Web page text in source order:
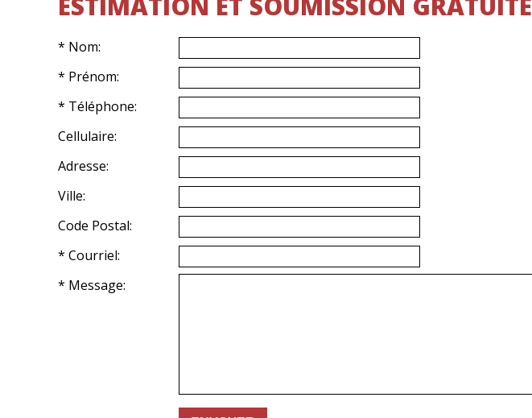
* Nom:
* Prénom:
* Téléphone:
Cellulaire:
Adresse:
Ville:
Code Postal:
* Courriel:
* Message: